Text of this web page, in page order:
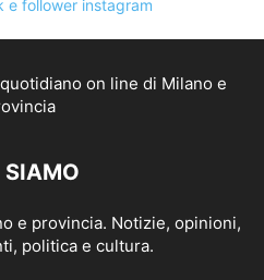
SIAMO
e provincia. Notizie, opinioni,
politica e cultura.